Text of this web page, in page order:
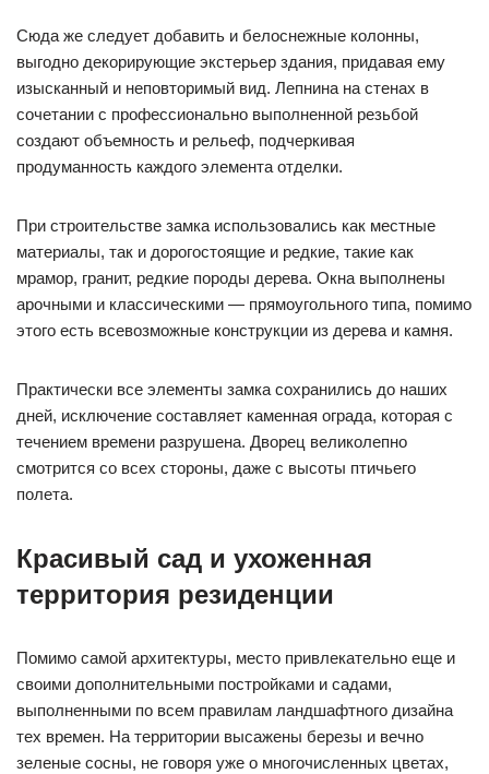
Сюда же следует добавить и белоснежные колонны,
выгодно декорирующие экстерьер здания, придавая ему
изысканный и неповторимый вид. Лепнина на стенах в
сочетании с профессионально выполненной резьбой
создают объемность и рельеф, подчеркивая
продуманность каждого элемента отделки.
При строительстве замка использовались как местные
материалы, так и дорогостоящие и редкие, такие как
мрамор, гранит, редкие породы дерева. Окна выполнены
арочными и классическими — прямоугольного типа, помимо
этого есть всевозможные конструкции из дерева и камня.
Практически все элементы замка сохранились до наших
дней, исключение составляет каменная ограда, которая с
течением времени разрушена. Дворец великолепно
смотрится со всех стороны, даже с высоты птичьего
полета.
Красивый сад и ухоженная
территория резиденции
Помимо самой архитектуры, место привлекательно еще и
своими дополнительными постройками и садами,
выполненными по всем правилам ландшафтного дизайна
тех времен. На территории высажены березы и вечно
зеленые сосны, не говоря уже о многочисленных цветах,